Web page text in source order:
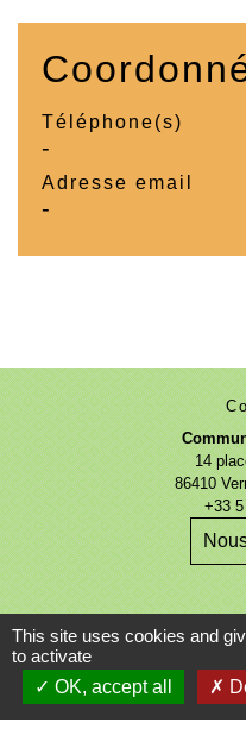
Téléphone(s)
-
Adresse email
-
14
86410
+33
Mentions légales -
Accessibilité - Plan
This site uses cookies and
to activate
OK, accept all